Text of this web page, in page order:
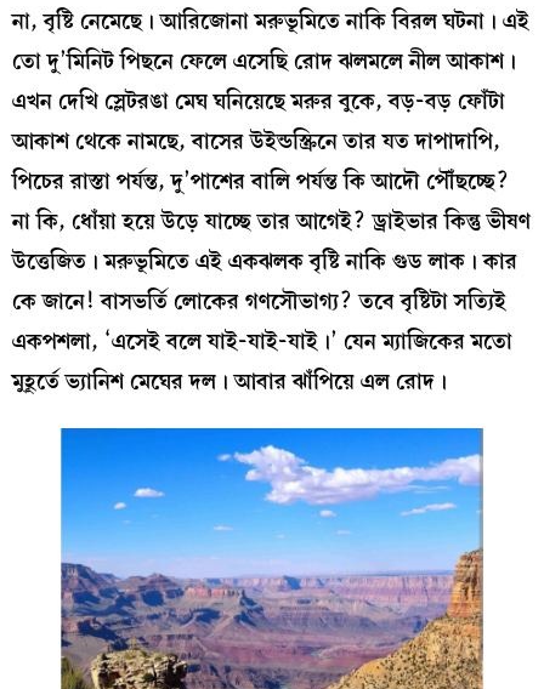
না, বৃষ্টি নেমেছে। আরিজোনা মরুভূমিতে নাকি বিরল ঘটনা। এই
তো দু’মিনিট পিছনে ফেলে এসেছি রোদ ঝলমলে নীল আকাশ।
এখন দেখি স্লেটরঙা মেঘ ঘনিয়েছে মরুর বুকে, বড়-বড় ফোঁটা
আকাশ থেকে নামছে, বাসের উইন্ডস্ক্রিনে তার যত দাপাদাপি,
পিচের রাস্তা পর্যন্ত, দু’পাশের বালি পর্যন্ত কি আদৌ পৌঁছচ্ছে?
না কি, ধোঁয়া হয়ে উড়ে যাচ্ছে তার আগেই? ড্রাইভার কিন্তু ভীষণ
উত্তেজিত। মরুভূমিতে এই একঝলক বৃষ্টি নাকি গুড লাক। কার
কে জানে! বাসভর্তি লোকের গণসৌভাগ্য? তবে বৃষ্টিটা সত্যিই
একপশলা, ‘এসেই বলে যাই-যাই-যাই।’ যেন ম্যাজিকের মতো
মুহূর্তে ভ্যানিশ মেঘের দল। আবার ঝাঁপিয়ে এল রোদ।